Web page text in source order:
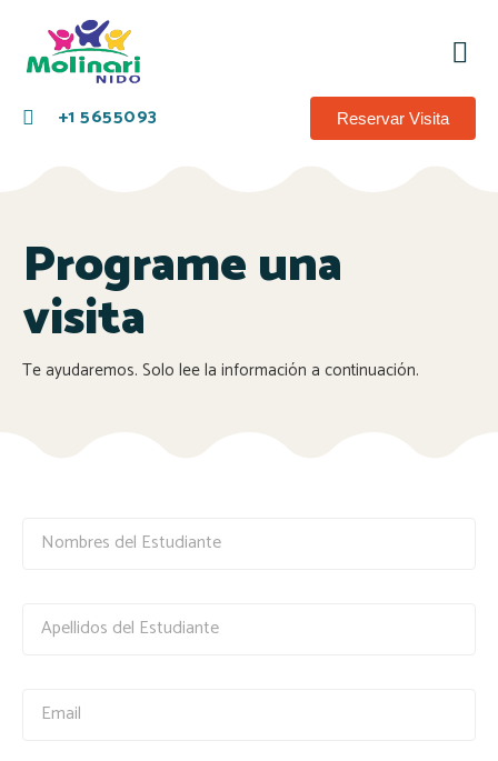
+1 5655093 Reservar Visita
Programe una
visita
Te ayudaremos. Solo lee la información a continuación.